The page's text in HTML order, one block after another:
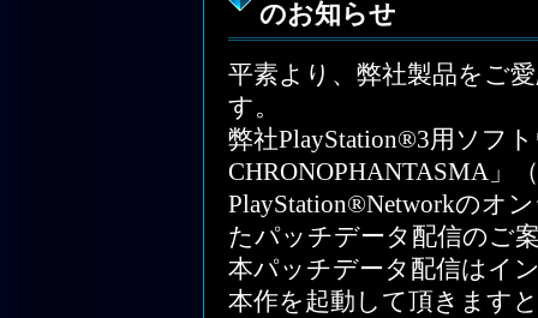
のお知らせ
平素より、弊社製品をご
す。
弊社PlayStation®3用ソフ
CHRONOPHANTASMA」
PlayStation®Networkのオ
たパッチデータ配信のご
本パッチデータ配信はイ
本作を起動して頂きます